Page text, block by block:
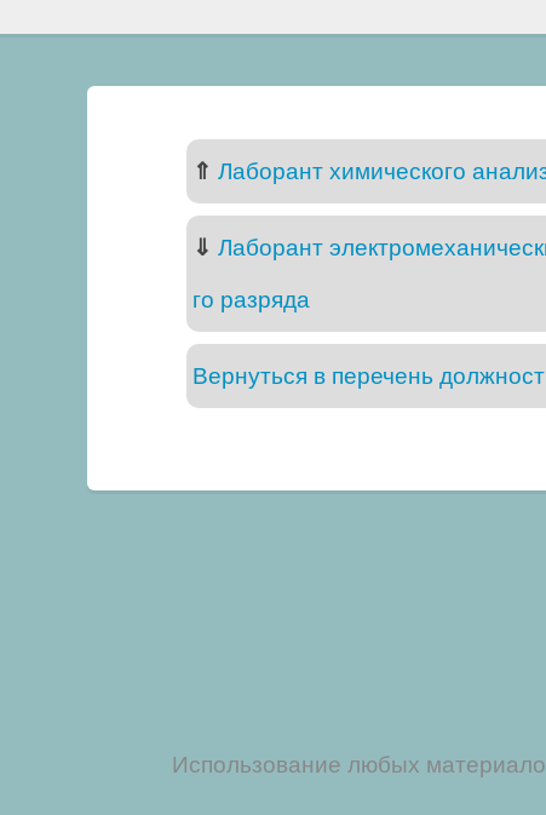
⇑ Лаборант химического
⇓ Лаборант
го разряда
Вернуться в перечень
Использование любых